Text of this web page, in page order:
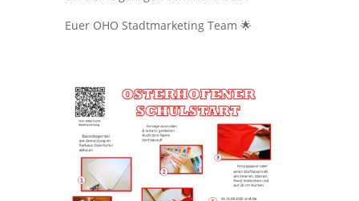
Euer OHO Stadtmarketing Team 🌟